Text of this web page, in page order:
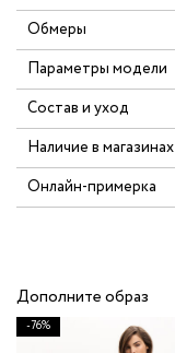
Обмеры
Параметры модели
Состав и уход
Наличие в магазинах
Онлайн-примерка
Дополните образ
-76%